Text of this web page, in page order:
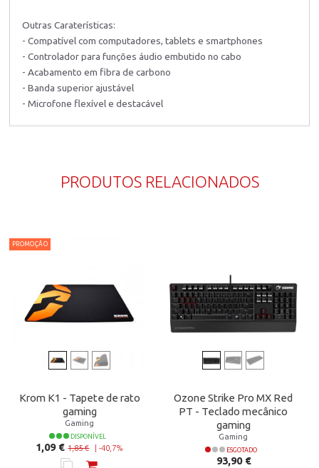
Outras Caraterísticas:
- Compatível com computadores, tablets e smartphones
- Controlador para funções áudio embutido no cabo
- Acabamento em fibra de carbono
- Banda superior ajustável
- Microfone flexível e destacável
PRODUTOS RELACIONADOS
PROMOÇÃO
Krom K1 - Tapete de rato
gaming
Gaming
DISPONÍVEL
Preço normal
Preço
1,09 € 1,85 € | -40,7%
Ozone Strike Pro MX Red
PT - Teclado mecânico
gaming
Gaming
ESGOTADO
Preço
93,90 €